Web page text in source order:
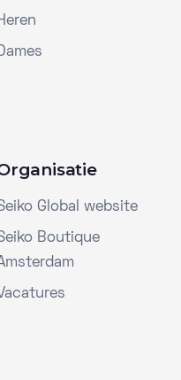
Global website
Boutique